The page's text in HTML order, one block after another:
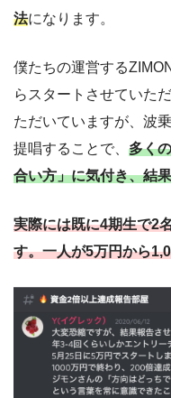
法になります。
僕たちの運営する
らスタートさせていた
ただいていますが、波
提唱することで、 多く
合い方」に気付き、結
実際には既に4期生で2
す。一人が5万円から